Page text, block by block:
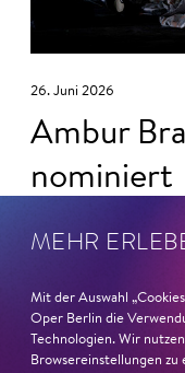
26. Juni 2026
Ambur
nominiert
FAUST nominiert in
Katerina Lwowna
Macbeth von Mzensk
Publikum in ihren
MEHR
Mit der Auswahl
Oper Berlin die
Technologien. Wir
Browsereinstellungen